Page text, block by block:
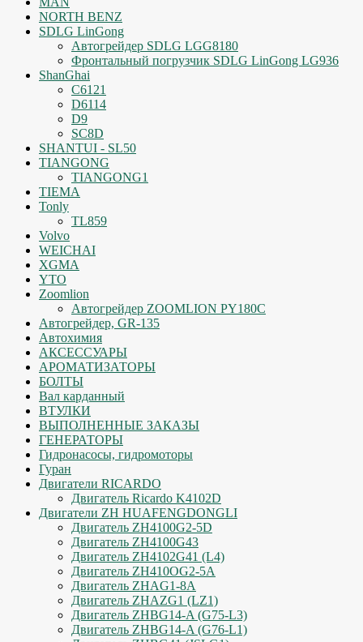
NORTH BENZ
SDLG LinGong
Автогрейдер SDLG LGG8180
Фронтальный погрузчик SDLG LinGong LG936
ShanGhai
C6121
D6114
D9
SC8D
SHANTUI - SL50
TIANGONG
TIANGONG1
TIEMA
Tonly
TL859
Volvo
WEICHAI
XGMA
YTO
Zoomlion
Автогрейдер ZOOMLION PY180C
Автогрейдер, GR-135
Автохимия
АКСЕССУАРЫ
АРОМАТИЗАТОРЫ
БОЛТЫ
Вал карданный
ВТУЛКИ
ВЫПОЛНЕННЫЕ ЗАКАЗЫ
ГЕНЕРАТОРЫ
Гидронасосы, гидромоторы
Гуран
Двигатели RICARDO
Двигатель Ricardo K4102D
Двигатели ZH HUAFENGDONGLI
Двигатель ZH4100G2-5D
Двигатель ZH4100G43
Двигатель ZH4102G41 (L4)
Двигатель ZH410OG2-5A
Двигатель ZHAG1-8A
Двигатель ZHAZG1 (LZ1)
Двигатель ZHBG14-A (G75-L3)
Двигатель ZHBG14-A (G76-L1)